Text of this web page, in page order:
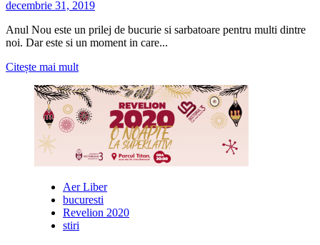
decembrie 31, 2019
Anul Nou este un prilej de bucurie si sarbatoare pentru multi dintre
noi. Dar este si un moment in care...
Citește mai multCitește
multe
despre
Superstitii
obiceiuri
de
Anul
Nou
Aer Liber
bucuresti
Revelion 2020
stiri